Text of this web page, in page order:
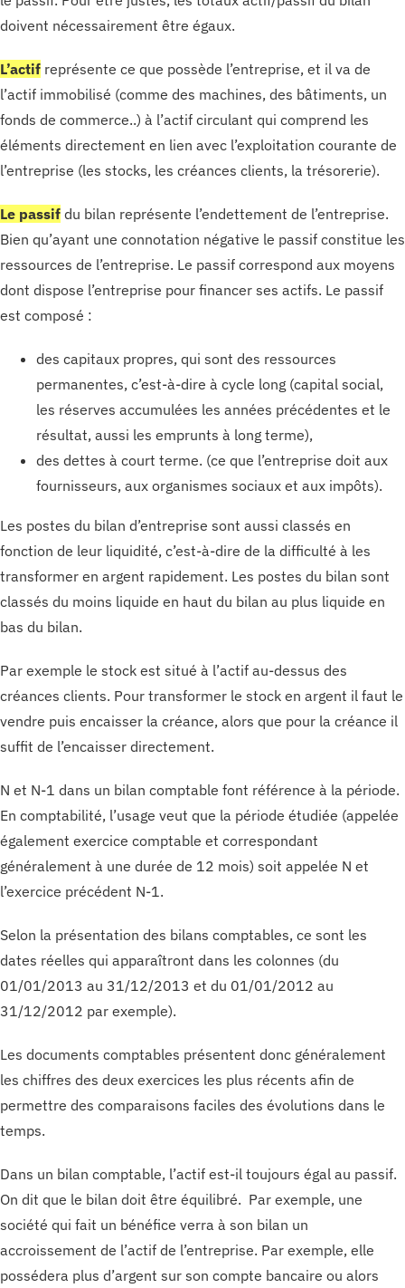
doivent nécessairement être égaux.
L’actifreprésente ce que possède l’entreprise, et il va de
l’actif immobilisé (comme des machines, des bâtiments, un
fonds de commerce..) à l’actif circulant qui comprend les
éléments directement en lien avec l’exploitation courante de
l’entreprise (les stocks, les créances clients, la trésorerie).
Le passifdu bilan représente l’endettement de l’entreprise.
Bien qu’ayant une connotation négative le passif constitue les
ressources de l’entreprise. Le passif correspond aux moyens
dont dispose l’entreprise pour financer ses actifs. Le passif
est composé :
des capitaux propres, qui sont des ressources
permanentes, c’est-à-dire à cycle long (capital social,
les réserves accumulées les années précédentes et le
résultat, aussi les emprunts à long terme),
des dettes à court terme. (ce que l’entreprise doit aux
fournisseurs, aux organismes sociaux et aux impôts).
Les postes du bilan d’entreprise sont aussi classés en
fonction de leur liquidité, c’est-à-dire de la difficulté à les
transformer en argent rapidement. Les postes du bilan sont
classés du moins liquide en haut du bilan au plus liquide en
bas du bilan.
Par exemple le stock est situé à l’actif au-dessus des
créances clients. Pour transformer le stock en argent il faut le
vendre puis encaisser la créance, alors que pour la créance il
suffit de l’encaisser directement.
N et N-1 dans un bilan comptable font référence à la période.
En comptabilité, l’usage veut que la période étudiée (appelée
également exercice comptable et correspondant
généralement à une durée de 12 mois) soit appelée N et
l’exercice précédent N-1.
Selon la présentation des bilans comptables, ce sont les
dates réelles qui apparaîtront dans les colonnes (du
01/01/2013 au 31/12/2013 et du 01/01/2012 au
31/12/2012 par exemple).
Les documents comptables présentent donc généralement
les chiffres des deux exercices les plus récents afin de
permettre des comparaisons faciles des évolutions dans le
temps.
Dans un bilan comptable, l’actif est-il toujours égal au passif.
On dit que le bilan doit être équilibré. Par exemple, une
société qui fait un bénéfice verra à son bilan un
accroissement de l’actif de l’entreprise. Par exemple, elle
possédera plus d’argent sur son compte bancaire ou alors